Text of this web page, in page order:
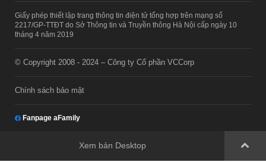
Giấy phép thiết lập trang thông tin điện tử tổng hợp trên mạng số
2217/GP-TTĐT do Sở Thông tin và Truyền thông Hà Nội cấp ngày 10
tháng 4 năm 2019
© Copyright 2008 - 2024 – Công ty Cổ phần VCCorp
Chính sách bảo mật
Fanpage aFamily
Xem bản Desktop